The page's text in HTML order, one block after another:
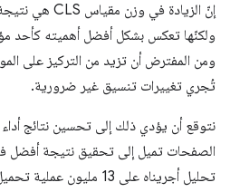
ومن المفترض أن تزيد من التركيز على
تُجري تغييرات تنسيق غير ضرورية.
نتوقع أن يؤدي ذلك إلى تحسين نتائج
تحليل أجريناه على 13